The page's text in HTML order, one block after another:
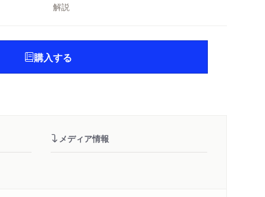
解説
購入する
メディア情報